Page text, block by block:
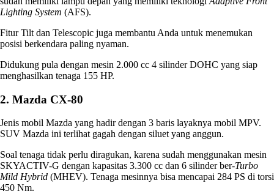
Lighting System (AFS).
Fitur Tilt dan Telescopic juga membantu Anda untuk menemukan
posisi berkendara paling nyaman.
Didukung pula dengan mesin 2.000 cc 4 silinder DOHC yang siap
menghasilkan tenaga 155 HP.
2. Mazda CX-80
Jenis mobil Mazda yang hadir dengan 3 baris layaknya mobil MPV.
SUV Mazda ini terlihat gagah dengan siluet yang anggun.
Soal tenaga tidak perlu diragukan, karena sudah menggunakan mesin
SKYACTIV-G dengan kapasitas 3.300 cc dan 6 silinder ber-Turbo
Mild Hybrid (MHEV). Tenaga mesinnya bisa mencapai 284 PS di torsi
450 Nm.